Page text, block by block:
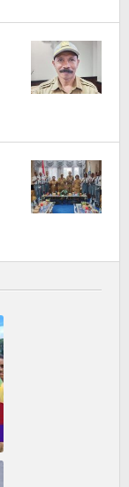
Kunjungi Kodim 1709 Yawa, Danrem 173/Pvb Brigjen Sri Widodo Cek Kesiapan Prajurit